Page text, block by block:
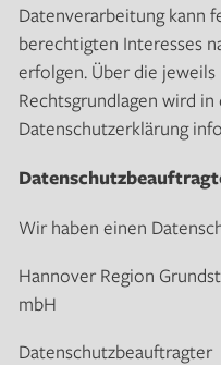
Datenverarbeitung kann
berechtigten Interesses
erfolgen. Über die
Rechtsgrundlagen wird
Datenschutzerklärung
Wir haben einen
Hannover Region
mbH
Datenschutzbeauftragter